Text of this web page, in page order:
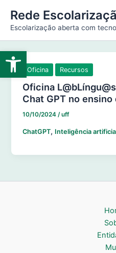
Abrir a barra
para
conteúdo
Rede
Escolarização aberta com
Oficina Recursos
Oficina
Chat GPT no ensino
10/10/2024/uff
ChatGPT, Inteligência